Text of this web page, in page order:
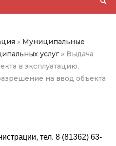
» Муниципальные
услуг» Выдача
в эксплуатацию,
на ввод объекта
тел. 8 (81362) 63-